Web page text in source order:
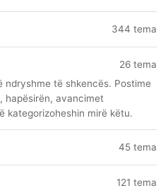
344 tema
26 tema
të shkencës. Postime
hapësirën, avancimet
kategorizoheshin mirë këtu.
45 tema
121 tema